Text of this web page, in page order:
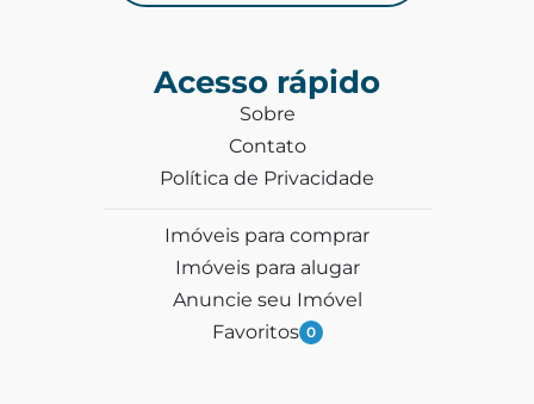
Acesso rápido
Sobre
Contato
Política de Privacidade
Imóveis para comprar
Imóveis para alugar
Anuncie seu Imóvel
Favoritos 0